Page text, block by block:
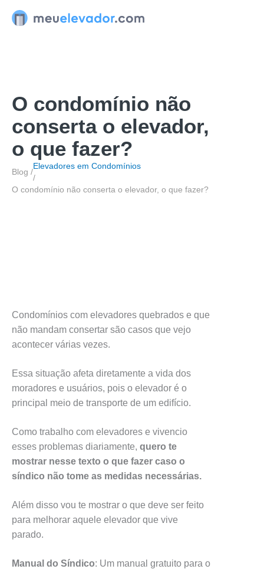
para
O condomínio não
conserta o elevador,
o que fazer?
Blog /
Elevadores em Condomínios
/
O condomínio não conserta o elevador, o que fazer?
Condomínios com elevadores quebrados e que
não mandam consertar são casos que vejo
acontecer várias vezes.
Essa situação afeta diretamente a vida dos
moradores e usuários, pois o elevador é o
principal meio de transporte de um edifício.
Como trabalho com elevadores e vivencio
esses problemas diariamente, quero te
mostrar nesse texto o que fazer caso o
síndico não tome as medidas necessárias.
Além disso vou te mostrar o que deve ser feito
para melhorar aquele elevador que vive
parado.
Manual do Síndico: Um manual gratuito para o